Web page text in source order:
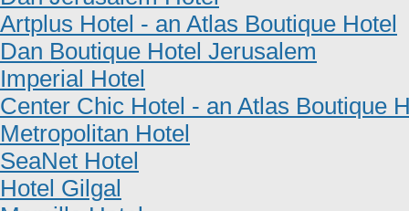
Artplus Hotel - an Atlas Boutique Hotel
Dan Boutique Hotel Jerusalem
Imperial Hotel
Center Chic Hotel - an Atlas Boutique
Metropolitan Hotel
SeaNet Hotel
Hotel Gilgal